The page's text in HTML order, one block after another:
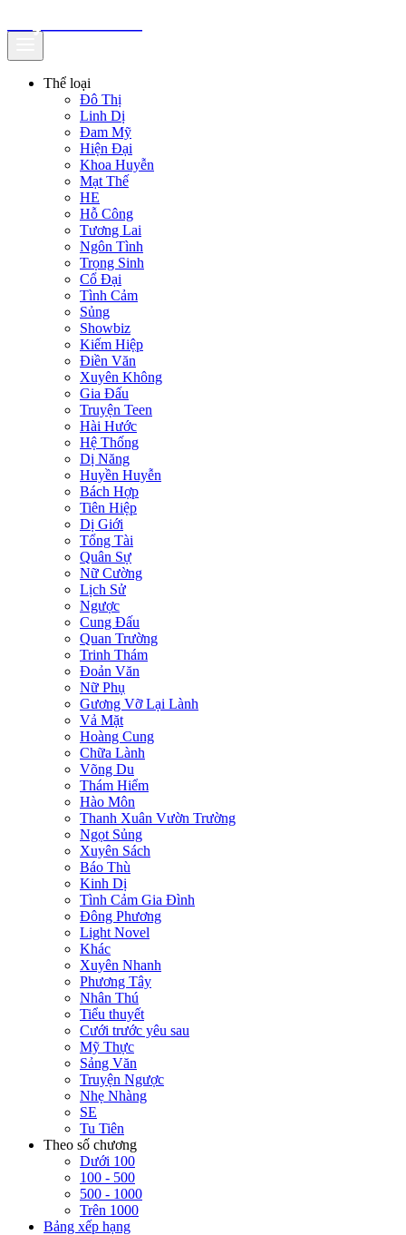
Thể loại
Đô Thị
Linh Dị
Đam Mỹ
Hiện Đại
Khoa Huyễn
Mạt Thế
HE
Hỗ Công
Tương Lai
Ngôn Tình
Trọng Sinh
Cổ Đại
Tình Cảm
Sủng
Showbiz
Kiếm Hiệp
Điền Văn
Xuyên Không
Gia Đấu
Truyện Teen
Hài Hước
Hệ Thống
Dị Năng
Huyền Huyễn
Bách Hợp
Tiên Hiệp
Dị Giới
Tổng Tài
Quân Sự
Nữ Cường
Lịch Sử
Ngược
Cung Đấu
Quan Trường
Trinh Thám
Đoản Văn
Nữ Phụ
Gương Vỡ Lại Lành
Vả Mặt
Hoàng Cung
Chữa Lành
Võng Du
Thám Hiểm
Hào Môn
Thanh Xuân Vườn Trường
Ngọt Sủng
Xuyên Sách
Báo Thù
Kinh Dị
Tình Cảm Gia Đình
Đông Phương
Light Novel
Khác
Xuyên Nhanh
Phương Tây
Nhân Thú
Tiểu thuyết
Cưới trước yêu sau
Mỹ Thực
Sảng Văn
Truyện Ngược
Nhẹ Nhàng
SE
Tu Tiên
Theo số chương
Dưới 100
100 - 500
500 - 1000
Trên 1000
Bảng xếp hạng